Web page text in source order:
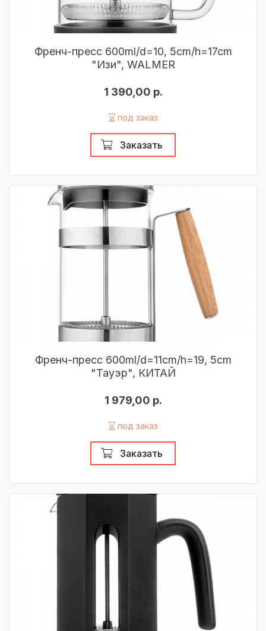
Френч-пресс 600ml/d=10, 5cm/h=17cm
"Изи", WALMER
1 390,00 р.
под заказ
Заказать
Френч-пресс 600ml/d=11cm/h=19, 5cm
"Тауэр", КИТАЙ
1 979,00 р.
под заказ
Заказать